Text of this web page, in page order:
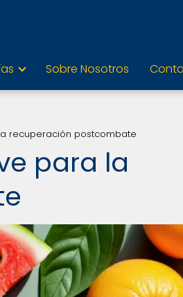
Sobre Nosotros
recuperación postcombate
para la